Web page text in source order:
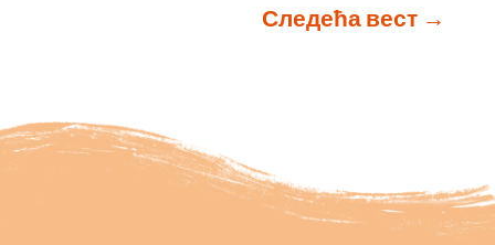
Следећа вест →